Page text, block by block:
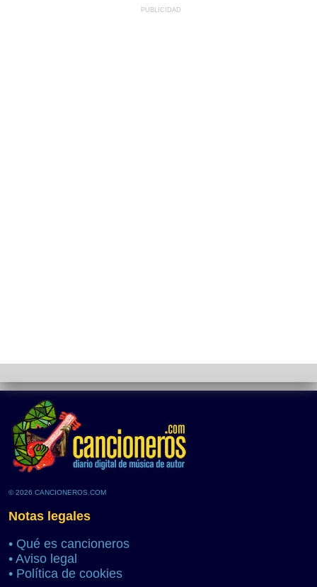
PUBLICIDAD
© 2026 CANCIONEROS.COM
Notas legales
• Qué es cancioneros
• Aviso legal
• Política de cookies